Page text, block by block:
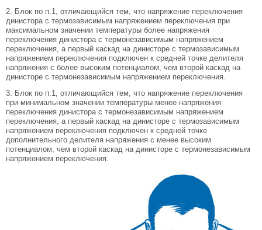
2. Блок по п.1, отличающийся тем, что напряжение переключения
динистора с термозависимым напряжением переключения при
максимальном значении температуры более напряжения
переключения динистора с термонезависимым напряжением
переключения, а первый каскад на динисторе с термозависимым
напряжением переключения подключен к средней точке делителя
напряжения с более высоким потенциалом, чем второй каскад на
динисторе с термонезависимым напряжением переключения.
3. Блок по п.1, отличающийся тем, что напряжение переключения
при минимальном значении температуры менее напряжения
переключения динистора с термонезависимым напряжением
переключения, а первый каскад на динисторе с термозависимым
напряжением переключения подключен к средней точке
дополнительного делителя напряжения с менее высоким
потенциалом, чем второй каскад на динисторе с термонезависимым
напряжением переключения.